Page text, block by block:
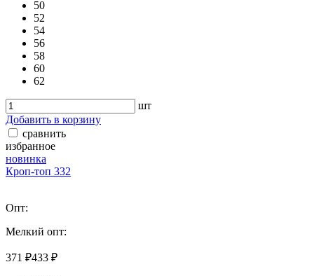
50
52
54
56
58
60
62
шт
Добавить в корзину
сравнить
избранное
новинка
Кроп-топ 332
Опт:
Мелкий опт:
371 ₽433 ₽